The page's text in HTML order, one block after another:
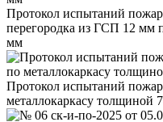
Протокол испытаний
перегородка из ГСП 12 мм
мм
Протокол испытаний
металлокаркасу толщиной